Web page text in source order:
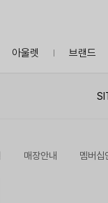
아울렛 브랜드
매장안내 멤버십